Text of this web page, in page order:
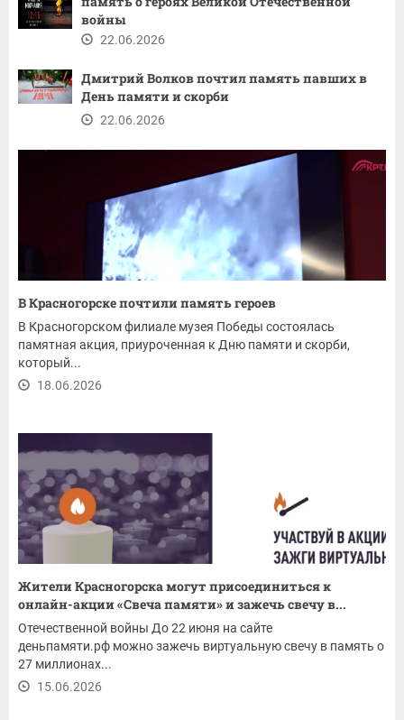
войны
22.06.2026
Дмитрий Волков почтил память павших в
День памяти и скорби
22.06.2026
В Красногорске почтили память героев
В Красногорском филиале музея Победы состоялась
памятная акция, приуроченная к Дню памяти и скорби,
который...
18.06.2026
Жители Красногорска могут присоединиться к
онлайн-акции «Свеча памяти» и зажечь свечу в...
Отечественной войны До 22 июня на сайте
деньпамяти.рф можно зажечь виртуальную свечу в память о
27 миллионах...
15.06.2026